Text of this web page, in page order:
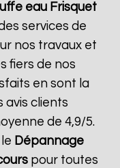
eau Frisquet
services de
nos travaux et
fiers de nos
en sont la
avis clients
de 4,9/5.
Dépannage
pour toutes